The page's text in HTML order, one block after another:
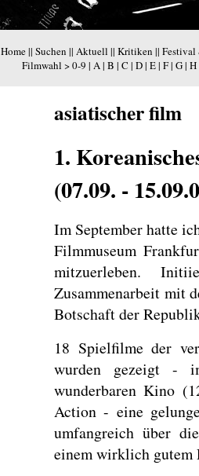
Home|| Suchen || Aktuell || Kritiken || Festival
Filmwahl >0-9 | A| B | C | D| E| F| G| H
asiatischer film
1.
(07.09. -
Im September hatte
Filmmuseum
mitzuerleben.
Zusammenarbeit mit
Botschaft der
18 Spielfilme der
wurden gezeigt -
wunderbaren Kino
Action - eine
umfangreich über
einem wirklich gutem